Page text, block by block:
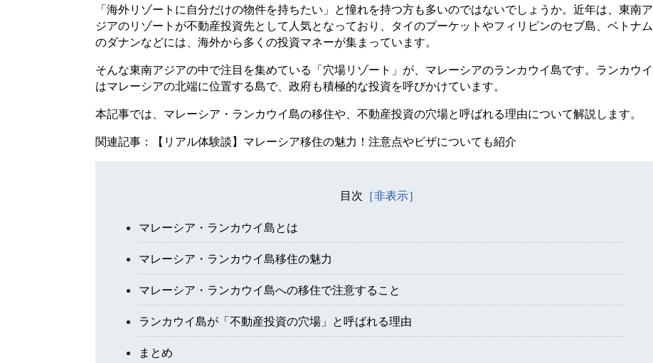
「海外リゾートに自分だけの物件を持ちたい」と憧れを持つ方も多いのではないでしょうか。近年は、東南ア
ジアのリゾートが不動産投資先として人気となっており、タイのプーケットやフィリピンのセブ島、ベトナム
のダナンなどには、海外から多くの投資マネーが集まっています。
そんな東南アジアの中で注目を集めている「穴場リゾート」が、マレーシアのランカウイ島です。ランカウイ
はマレーシアの北端に位置する島で、政府も積極的な投資を呼びかけています。
本記事では、マレーシア・ランカウイ島の移住や、不動産投資の穴場と呼ばれる理由について解説します。
関連記事：
【リアル体験談】マレーシア移住の魅力！注意点やビザについても紹介
目次
マレーシア・ランカウイ島とは
マレーシア・ランカウイ島移住の魅力
マレーシア・ランカウイ島への移住で注意すること
ランカウイ島が「不動産投資の穴場」と呼ばれる理由
まとめ